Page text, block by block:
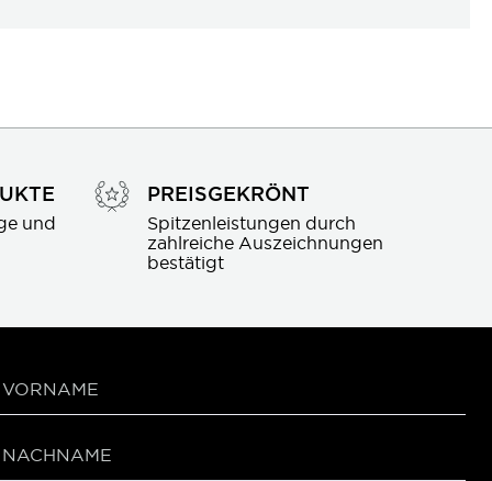
und
PREISGEKRÖNT
Spitzenleistungen durch
zahlreiche Auszeichnungen
bestätigt